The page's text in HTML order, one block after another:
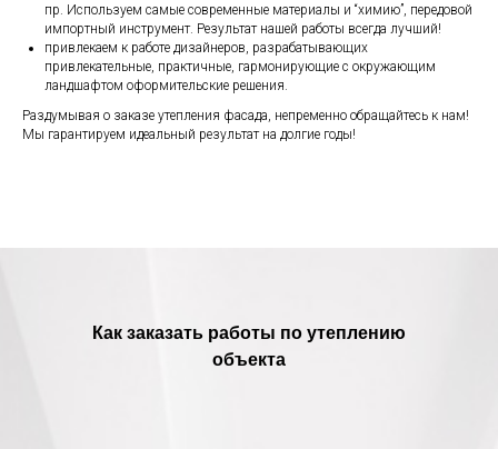
пр. Используем самые современные материалы и “химию”, передовой
импортный инструмент. Результат нашей работы всегда лучший!
привлекаем к работе дизайнеров, разрабатывающих
привлекательные, практичные, гармонирующие с окружающим
ландшафтом оформительские решения.
Раздумывая о заказе утепления фасада, непременно обращайтесь к нам!
Мы гарантируем идеальный результат на долгие годы!
Как заказать работы по утеплению
объекта